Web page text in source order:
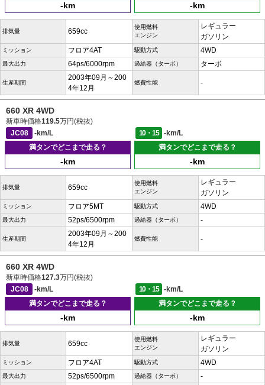
-km -km
排気量 659cc
使用燃料
エンジン
レギュラー
ガソリン
ミッション フロア4AT 駆動方式 4WD
最大出力 64ps/6000rpm 過給器（ターボ） ターボ
生産期間
2003年09月～200
4年12月
燃費性能 -
660 XR 4WD
新車時価格119.5万円(税抜)
JC08
-km/L 10・15
-km/L
満タンでどこまで走る？
-km
満タンでどこまで走る？
-km
排気量 659cc
使用燃料
エンジン
レギュラー
ガソリン
ミッション フロア5MT 駆動方式 4WD
最大出力 52ps/6500rpm 過給器（ターボ） -
生産期間
2003年09月～200
4年12月
燃費性能 -
660 XR 4WD
新車時価格127.3万円(税抜)
JC08
-km/L 10・15
-km/L
満タンでどこまで走る？
-km
満タンでどこまで走る？
-km
排気量 659cc
使用燃料
エンジン
レギュラー
ガソリン
ミッション フロア4AT 駆動方式 4WD
最大出力 52ps/6500rpm 過給器（ターボ） -